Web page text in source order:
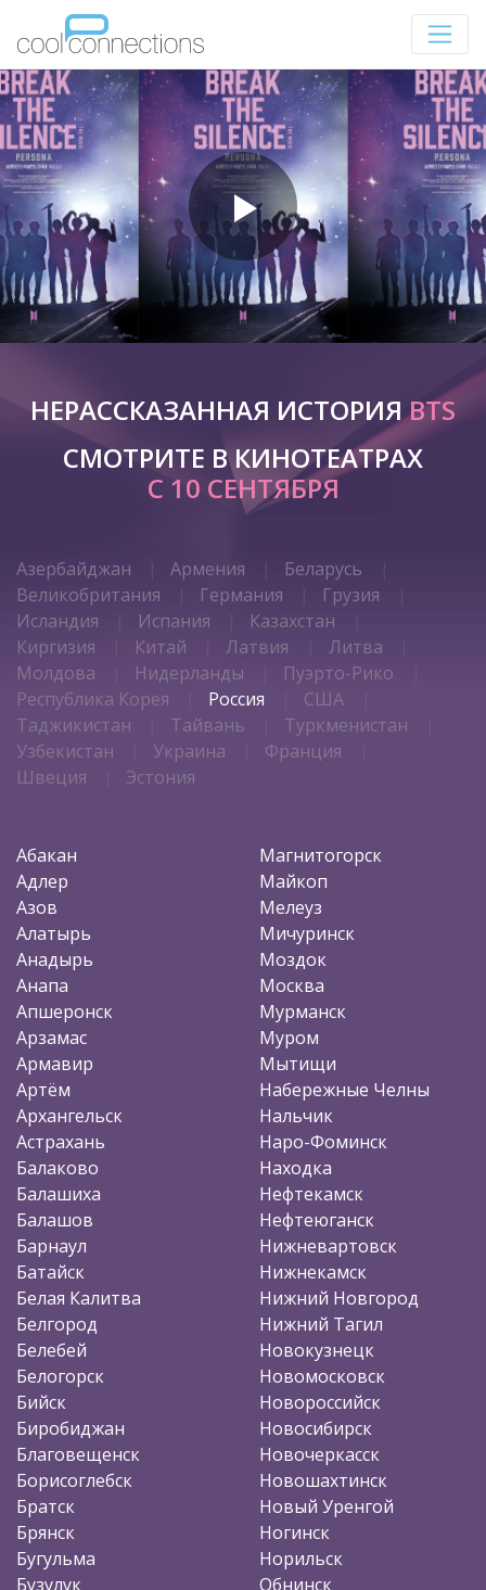
НЕРАССКАЗАННАЯ ИСТОРИЯBTS
СМОТРИТЕ В КИНОТЕАТРАХ
C 10 СЕНТЯБРЯ
Азербайджан Армения
Беларусь
Великобритания
Германия
Грузия
Исландия
Испания
Казахстан
Киргизия
Китай Латвия
Литва
Молдова
Нидерланды
Пуэрто-Рико
Республика Корея
Россия
США
Таджикистан
Тайвань
Туркменистан
Узбекистан
Украина
Франция
Швеция
Эстония
Абакан
Адлер
Азов
Алатырь
Анадырь
Анапа
Апшеронск
Арзамас
Армавир
Артём
Архангельск
Астрахань
Балаково
Балашиха
Балашов
Барнаул
Батайск
Белая Калитва
Белгород
Белебей
Белогорск
Бийск
Биробиджан
Благовещенск
Борисоглебск
Братск
Брянск
Бугульма
Бузулук
Магнитогорск
Майкоп
Мелеуз
Мичуринск
Моздок
Москва
Мурманск
Муром
Мытищи
Набережные Челны
Нальчик
Наро-Фоминск
Находка
Нефтекамск
Нефтеюганск
Нижневартовск
Нижнекамск
Нижний Новгород
Нижний Тагил
Новокузнецк
Новомосковск
Новороссийск
Новосибирск
Новочеркасск
Новошахтинск
Новый Уренгой
Ногинск
Норильск
Обнинск